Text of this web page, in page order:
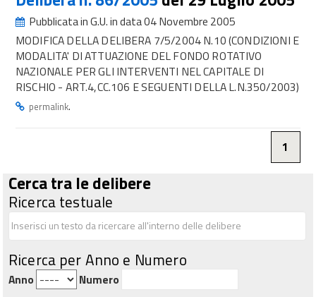
Pubblicata in G.U. in data 04 Novembre 2005
MODIFICA DELLA DELIBERA 7/5/2004 N.10 (CONDIZIONI E
MODALITA' DI ATTUAZIONE DEL FONDO ROTATIVO
NAZIONALE PER GLI INTERVENTI NEL CAPITALE DI
RISCHIO - ART.4,CC.106 E SEGUENTI DELLA L.N.350/2003)
permalink.
1
Cerca tra le delibere
Ricerca testuale
Ricerca per Anno e Numero
Anno Numero